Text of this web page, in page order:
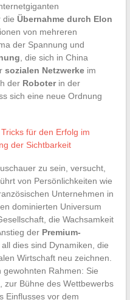
die Übernahme durch Elon
von mehreren
der Spannung und
, die sich in China
sozialen Netzwerkeim
der Roboterin der
sich eine neue Ordnung
für den Erfolg im
der Sichtbarkeit
zu sein, versucht,
von Persönlichkeiten wie
Unternehmen in
dominierten Universum
die Wachsamkeit
der Premium-
dies sind Dynamiken, die
Wirtschaft neu zeichnen.
Rahmen: Sie
zur Bühne des Wettbewerbs
Einflusses vor dem